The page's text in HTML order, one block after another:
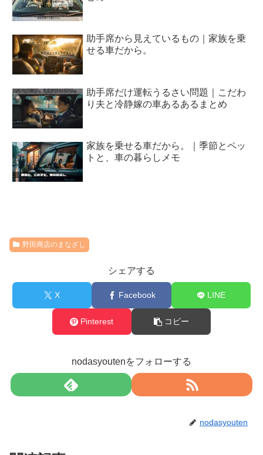
助手席から見えているもの｜家族を乗
せる車だから。
助手席だけ運転うるさい問題｜こだわ
り夫と冷静嫁の車あるあるまとめ
家族を乗せる車だから。｜季節とペッ
トと、車の暮らしメモ
野田商店のまなざし
シェアする
X Facebook LINE
Pinterest コピー
nodasyoutenをフォローする
nodasyouten